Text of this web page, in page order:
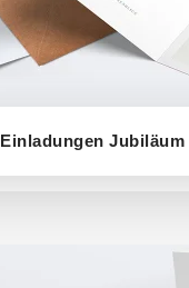
Einladungen Jubiläum